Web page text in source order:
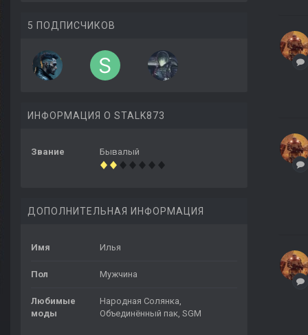
5 ПОДПИСЧИКОВ
ИНФОРМАЦИЯ О STALK873
Звание Бывалый
ДОПОЛНИТЕЛЬНАЯ ИНФОРМАЦИЯ
Имя Илья
Пол Мужчина
Любимые
моды
Народная Солянка,
Объединённый пак, SGM